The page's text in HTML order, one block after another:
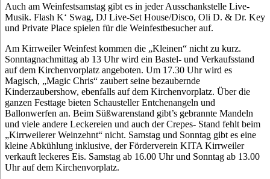
Auch am Weinfestsamstag gibt es in jeder Ausschankstelle Live-
Musik. Flash K‘ Swag, DJ Live-Set House/Disco, Oli D. & Dr. Key
und Private Place spielen für die Weinfestbesucher auf.
Am Kirrweiler Weinfest kommen die „Kleinen“ nicht zu kurz.
Sonntagnachmittag ab 13 Uhr wird ein Bastel- und Verkaufsstand
auf dem Kirchenvorplatz angeboten. Um 17.30 Uhr wird es
Magisch, „Magic Chris“ zaubert seine bezaubernde
Kinderzaubershow, ebenfalls auf dem Kirchenvorplatz. Über die
ganzen Festtage bieten Schausteller Entchenangeln und
Ballonwerfen an. Beim Süßwarenstand gibt’s gebrannte Mandeln
und viele andere Leckereien und auch der Crepes- Stand fehlt beim
„Kirrweilerer Weinzehnt“ nicht. Samstag und Sonntag gibt es eine
kleine Abkühlung inklusive, der Förderverein KITA Kirrweiler
verkauft leckeres Eis. Samstag ab 16.00 Uhr und Sonntag ab 13.00
Uhr auf dem Kirchenvorplatz.